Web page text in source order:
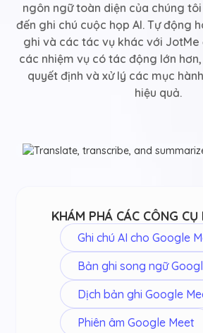
ngôn ngữ toàn diện của chúng
đến ghi chú cuộc họp AI. Tự động
ghi và các tác vụ khác với
các nhiệm vụ có tác động lớn
quyết định và xử lý các mục
hiệu quả.
KHÁM PHÁ CÁC CÔNG CỤ
Ghi chú AI cho Google
Bản ghi song ngữ
Dịch bản ghi Google
Phiên âm Google Meet